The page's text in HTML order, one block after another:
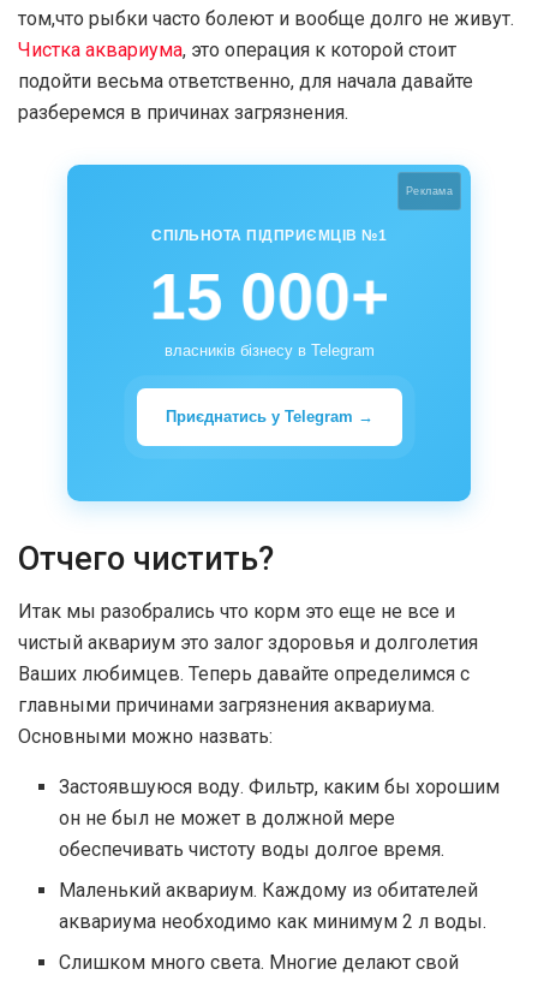
том,что рыбки часто болеют и вообще долго не живут.
Чистка аквариума, это операция к которой стоит
подойти весьма ответственно, для начала давайте
разберемся в причинах загрязнения.
Реклама
СПІЛЬНОТА ПІДПРИЄМЦІВ №1
15 000+
власників бізнесу в Telegram
Приєднатись у Telegram →
Отчего чистить?
Итак мы разобрались что корм это еще не все и
чистый аквариум это залог здоровья и долголетия
Ваших любимцев. Теперь давайте определимся с
главными причинами загрязнения аквариума.
Основными можно назвать:
Застоявшуюся воду. Фильтр, каким бы хорошим
он не был не может в должной мере
обеспечивать чистоту воды долгое время.
Маленький аквариум. Каждому из обитателей
аквариума необходимо как минимум 2 л воды.
Слишком много света. Многие делают свой